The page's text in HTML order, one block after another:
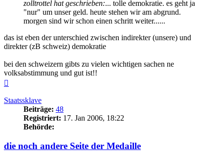
zolltrottel hat geschrieben:... tolle demokratie. es geht ja
"nur" um unser geld. heute stehen wir am abgrund.
morgen sind wir schon einen schritt weiter......
das ist eben der unterschied zwischen indirekter (unsere) und
direkter (zB schweiz) demokratie
bei den schweizern gibts zu vielen wichtigen sachen ne
volksabstimmung und gut ist!!
Staatssklave
Beiträge: 48
Registriert: 17. Jan 2006, 18:22
Behörde:
die noch andere Seite der Medaille